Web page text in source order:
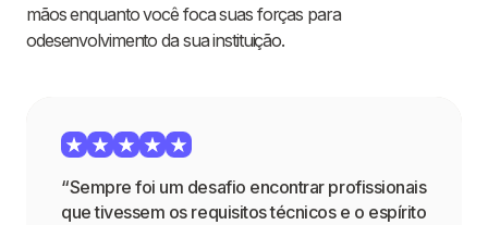
mãos enquanto você foca suas forças para
odesenvolvimento da sua instituição.
“Sempre foi um desafio encontrar profissionais
que tivessem os requisitos técnicos e o espírito